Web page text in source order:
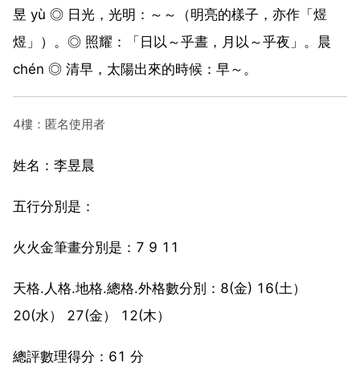
昱 yù ◎ 日光，光明：～～（明亮的樣子，亦作「煜
煜」）。◎ 照耀：「日以～乎晝，月以～乎夜」。晨
chén ◎ 清早，太陽出來的時候：早～。
4樓：匿名使用者
姓名：李昱晨
五行分別是：
火火金筆畫分別是：7 9 11
天格.人格.地格.總格.外格數分別：8(金) 16(土）
20(水） 27(金） 12(木）
總評數理得分：61 分